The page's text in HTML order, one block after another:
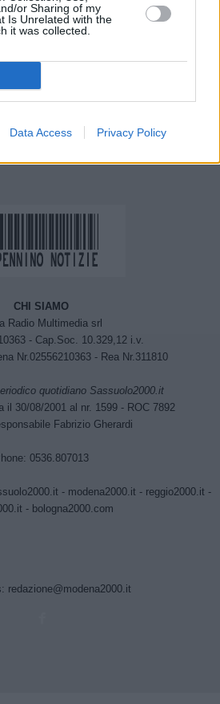
or Sharing of my
Is Unrelated with the
it was collected.
Data Access Privacy Policy
sulle
I Carabinieri di Modena
CHI SIAMO
Radio Multimedia srl
- Cap.Soc. 10.329,12 i.v.
Nr.02556210363 - Rea Nr.311810
quotidiano Sassuolo2000.it
il 30/08/2001 al nr. 1599 - ROC 7892
Fabrizio Gherardi
0536.807013
- modena2000.it - reggio2000.it -
- bologna2000.com
redazione@modena2000.it